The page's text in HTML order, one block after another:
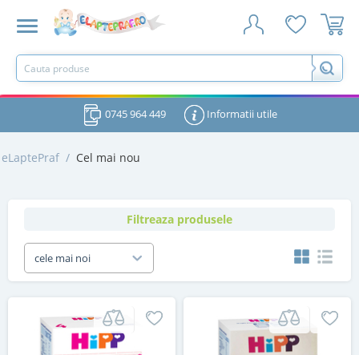
0745 964 449 Informatii utile
eLaptePraf / Cel mai nou
Filtreaza produsele
cele mai noi